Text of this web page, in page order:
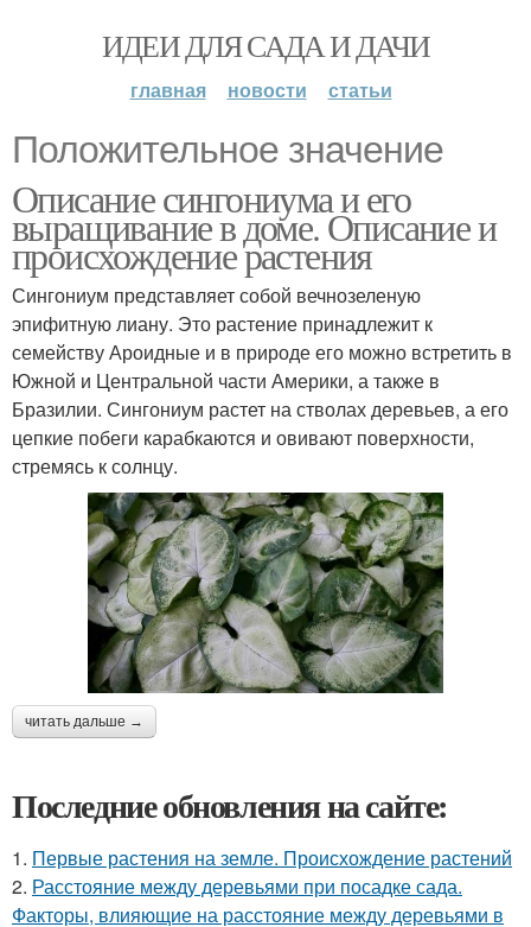
ИДЕИ ДЛЯ САДА И ДАЧИ
главная новости статьи
Положительное значение
Описание сингониума и его
выращивание в доме. Описание и
происхождение растения
Сингониум представляет собой вечнозеленую
эпифитную лиану. Это растение принадлежит к
семейству Ароидные и в природе его можно встретить в
Южной и Центральной части Америки, а также в
Бразилии. Сингониум растет на стволах деревьев, а его
цепкие побеги карабкаются и овивают поверхности,
стремясь к солнцу.
читать дальше →
Последние обновления на сайте:
1. Первые растения на земле. Происхождение растений
2. Расстояние между деревьями при посадке сада.
Факторы, влияющие на расстояние между деревьями в